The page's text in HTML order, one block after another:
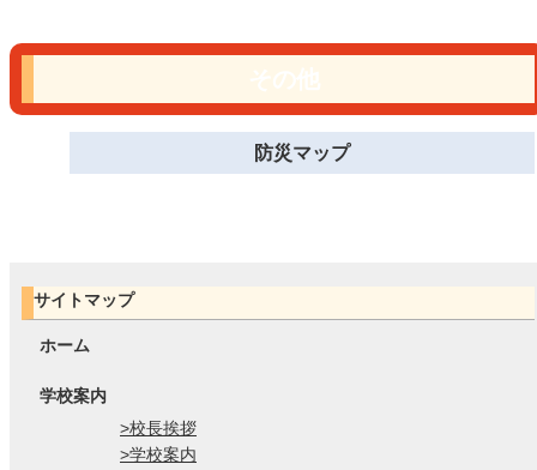
防災マップ
サイトマップ
ホーム
学校案内
>校長挨拶
>学校案内